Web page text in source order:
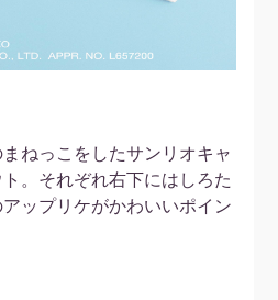
ねっこをしたサンリオキャ
。それぞれ右下にはしろた
ップリケがかわいいポイン